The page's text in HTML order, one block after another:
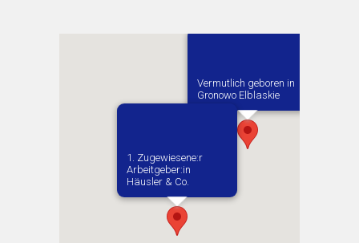
Vermutlich geboren in
Gronowo Elblaskie
1. Zugewiesene:r
Arbeitgeber:in​
Häusler & Co.